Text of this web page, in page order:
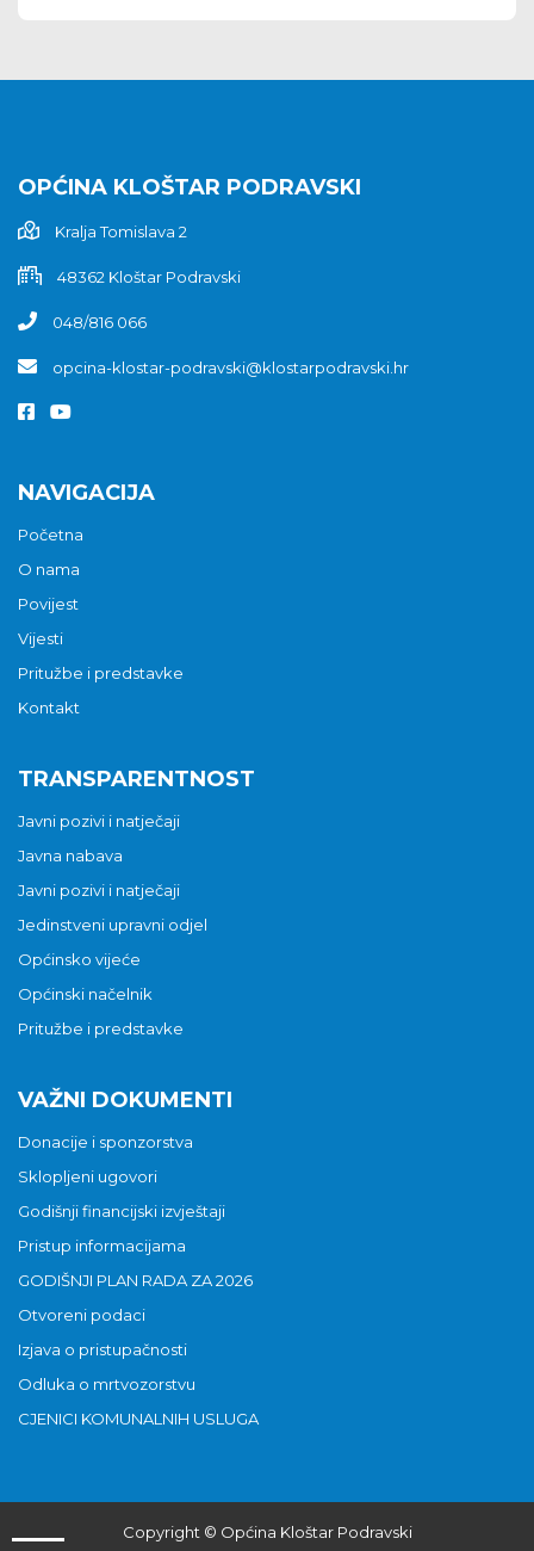
OPĆINA KLOŠTAR PODRAVSKI
Kralja Tomislava 2
48362 Kloštar Podravski
048/816 066
opcina-klostar-podravski@klostarpodravski.hr
NAVIGACIJA
Početna
O nama
Povijest
Vijesti
Pritužbe i predstavke
Kontakt
TRANSPARENTNOST
Javni pozivi i natječaji
Javna nabava
Javni pozivi i natječaji
Jedinstveni upravni odjel
Općinsko vijeće
Općinski načelnik
Pritužbe i predstavke
VAŽNI DOKUMENTI
Donacije i sponzorstva
Sklopljeni ugovori
Godišnji financijski izvještaji
Pristup informacijama
GODIŠNJI PLAN RADA ZA 2026
Otvoreni podaci
Izjava o pristupačnosti
Odluka o mrtvozorstvu
CJENICI KOMUNALNIH USLUGA
Copyright © Općina Kloštar Podravski